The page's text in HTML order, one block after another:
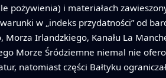
pożywienia) i materiałach
w „indeks przydatności” od
Irlandzkiego, Kanału La
Morze Śródziemne niemal nie
natomiast części Bałtyku